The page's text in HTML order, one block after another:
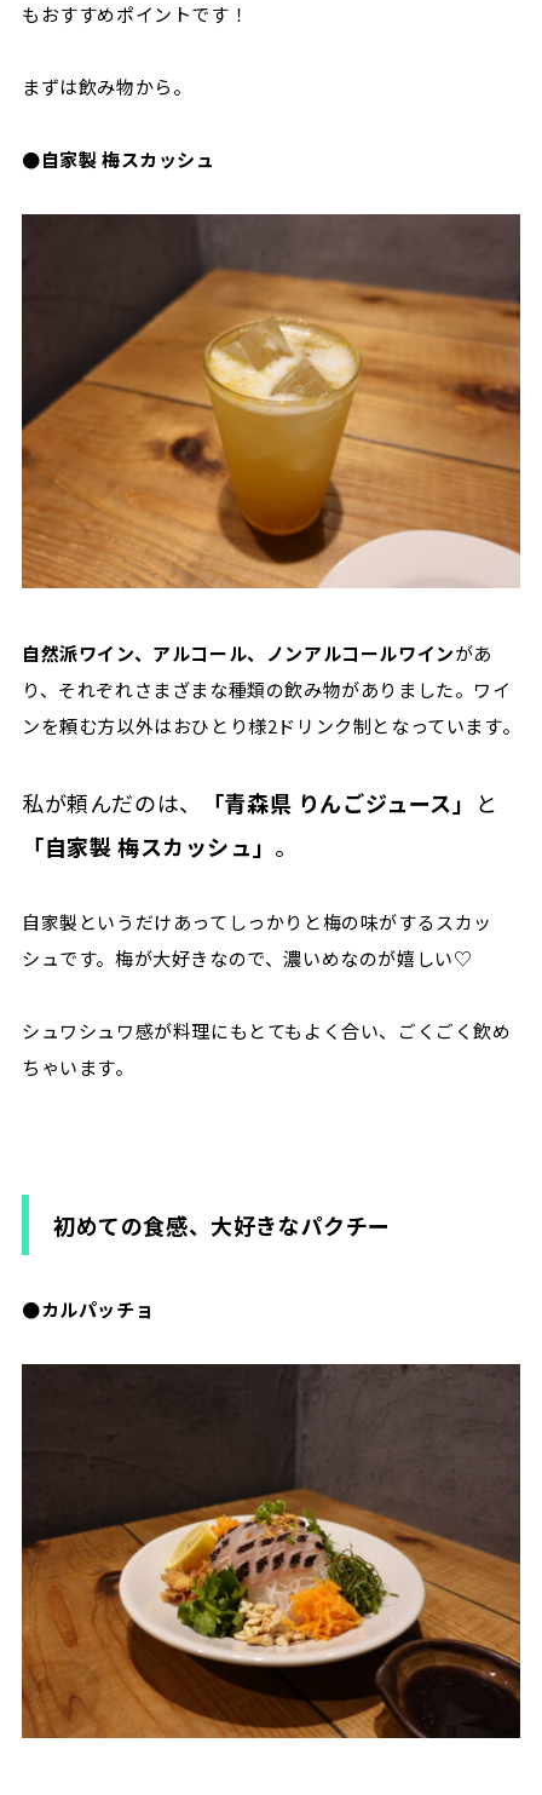
もおすすめポイントです！
まずは飲み物から。
●自家製 梅スカッシュ
自然派ワイン、アルコール、ノンアルコールワインがあ
り、それぞれさまざまな種類の飲み物がありました。ワイ
ンを頼む方以外はおひとり様2ドリンク制となっています。
私が頼んだのは、 「青森県 りんごジュース」 と
「自家製 梅スカッシュ」 。
自家製というだけあってしっかりと梅の味がするスカッ
シュです。梅が大好きなので、濃いめなのが嬉しい♡
シュワシュワ感が料理にもとてもよく合い、ごくごく飲め
ちゃいます。
初めての食感、大好きなパクチー
●カルパッチョ